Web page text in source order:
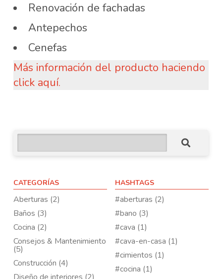
Renovación de fachadas
Antepechos
Cenefas
Más información del producto haciendo
click aquí.
CATEGORÍAS
Aberturas (2)
Baños (3)
Cocina (2)
Consejos & Mantenimiento
(5)
Construcción (4)
HASHTAGS
#aberturas (2)
#bano (3)
#cava (1)
#cava-en-casa (1)
#cimientos (1)
#cocina (1)